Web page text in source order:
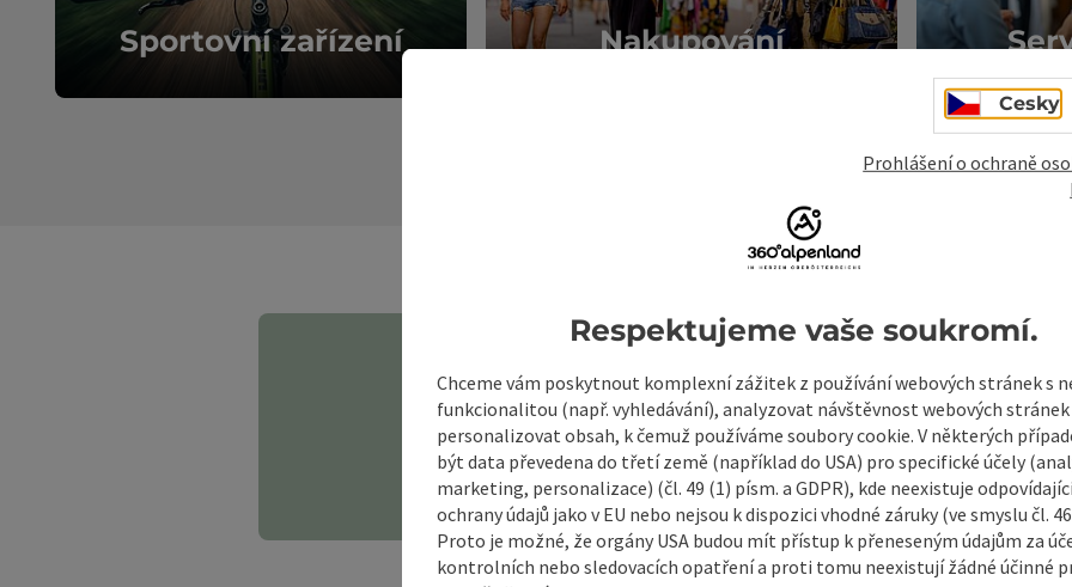
To nejlepší z
Turistické stezky
otevřít copyright
Stodererova vize
Rybník Schaffer
otevřít
Cesky
Prohlášení o ochraně
Respektujeme vaše soukromí.
Chceme vám poskytnout komplexní zážitek z používání webových stránek s
funkcionalitou (např. vyhledávání), analyzovat návštěvnost webových stránek
personalizovat obsah, k čemuž používáme soubory cookie. V některých
být data převedena do třetí země (například do USA) pro specifické účely
marketing, personalizace) (čl. 49 (1) písm. a GDPR), kde neexistuje
ochrany údajů jako v EU nebo nejsou k dispozici vhodné záruky (ve smyslu čl. 46
Proto je možné, že orgány USA budou mít přístup k přeneseným údajům za
kontrolních nebo sledovacích opatření a proti tomu neexistují žádné účinné